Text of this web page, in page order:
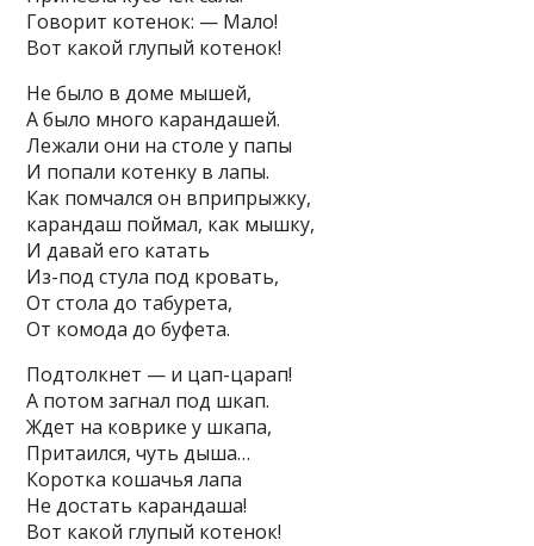
Говорит котенок: — Мало!
Вот какой глупый котенок!
Не было в доме мышей,
А было много карандашей.
Лежали они на столе у папы
И попали котенку в лапы.
Как помчался он вприпрыжку,
карандаш поймал, как мышку,
И давай его катать
Из-под стула под кровать,
От стола до табурета,
От комода до буфета.
Подтолкнет — и цап-царап!
А потом загнал под шкап.
Ждет на коврике у шкапа,
Притаился, чуть дыша…
Коротка кошачья лапа
Не достать карандаша!
Вот какой глупый котенок!